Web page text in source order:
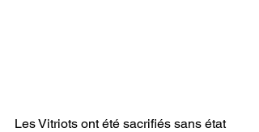
Les Vitriots ont été sacrifiés sans état